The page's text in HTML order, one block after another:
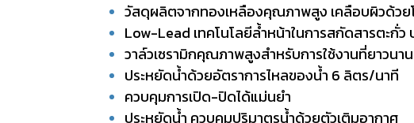
วัสดุผลิตจากทองเหลืองคุณภาพสูง เคลือบผิวด้วย
Low-Lead เทคโนโลยีล้ำหน้าในการสกัดสารตะกั่
วาล์วเซรามิกคุณภาพสูงสำหรับการใช้งานที่ยาวนาน
ประหยัดน้ำด้วยอัตราการไหลของน้ำ 6 ลิตร/นาที
ควบคุมการเปิด-ปิดได้แม่นยำ
ประหยัดน้ำ ควบคุมปริมาตรน้ำด้วยตัวเติมอากาศ